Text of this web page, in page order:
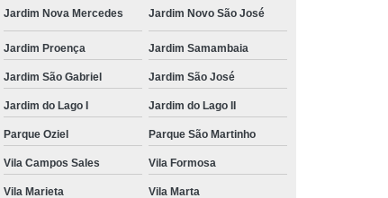
Jardim Nova Mercedes Jardim Novo São José
Jardim Proença Jardim Samambaia
Jardim São Gabriel Jardim São José
Jardim do Lago I Jardim do Lago II
Parque Oziel Parque São Martinho
Vila Campos Sales Vila Formosa
Vila Marieta Vila Marta